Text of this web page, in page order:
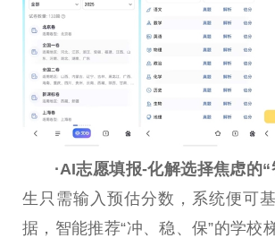
·AI志愿填报-化解选择焦虑的“
生只需输入预估分数，系统便可
据，智能推荐“冲、稳、保”的学校